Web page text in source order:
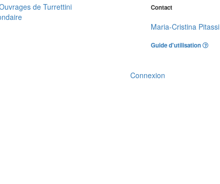
de Turrettini
Contact
Maria-Cristina Pitassi
Guide d'utilisation
Connexion